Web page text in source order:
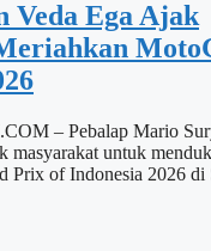
Veda Ega Ajak
– Pebalap Mario
masyarakat untuk
Prix of Indonesia 2026